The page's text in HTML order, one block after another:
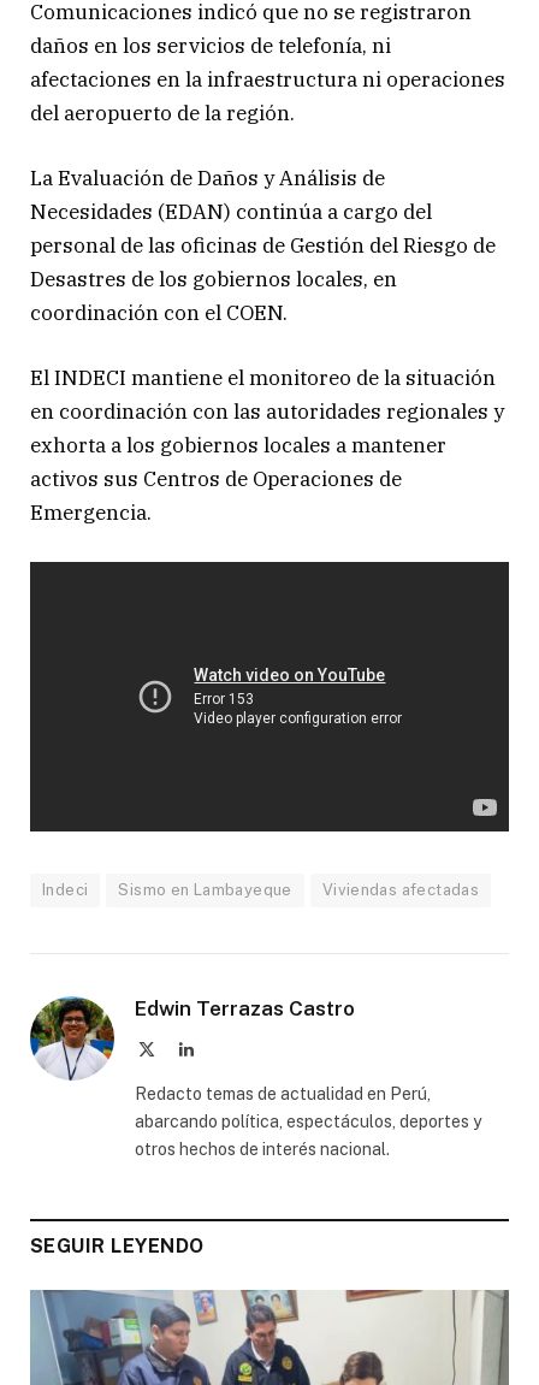
Comunicaciones indicó que no se registraron
daños en los servicios de telefonía, ni
afectaciones en la infraestructura ni operaciones
del aeropuerto de la región.
La Evaluación de Daños y Análisis de
Necesidades (EDAN) continúa a cargo del
personal de las oficinas de Gestión del Riesgo de
Desastres de los gobiernos locales, en
coordinación con el COEN.
El INDECI mantiene el monitoreo de la situación
en coordinación con las autoridades regionales y
exhorta a los gobiernos locales a mantener
activos sus Centros de Operaciones de
Emergencia.
Indeci Sismo en Lambayeque Viviendas afectadas
Edwin Terrazas Castro
LinkedIn
Redacto temas de actualidad en Perú,
abarcando política, espectáculos, deportes y
otros hechos de interés nacional.
SEGUIR LEYENDO